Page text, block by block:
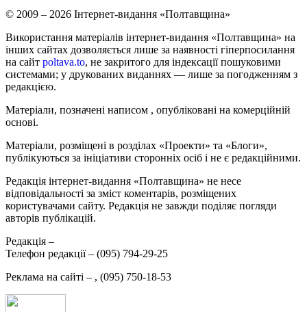
© 2009 – 2026 Інтернет-видання «Полтавщина»
Використання матеріалів інтернет-видання «Полтавщина» на
інших сайтах дозволяється лише за наявності гіперпосилання
на сайт poltava.to, не закритого для індексації пошуковими
системами; у друкованих виданнях — лише за погодженням з
редакцією.
Матеріали, позначені написом , опубліковані на комерційній
основі.
Матеріали, розміщені в розділах «Проекти» та «Блоги»,
публікуються за ініціативи сторонніх осіб і не є редакційними.
Редакція інтернет-видання «Полтавщина» не несе
відповідальності за зміст коментарів, розміщених
користувачами сайту. Редакція не завжди поділяє погляди
авторів публікацій.
Редакція –
Телефон редакції – (095) 794-29-25
Реклама на сайті – , (095) 750-18-53